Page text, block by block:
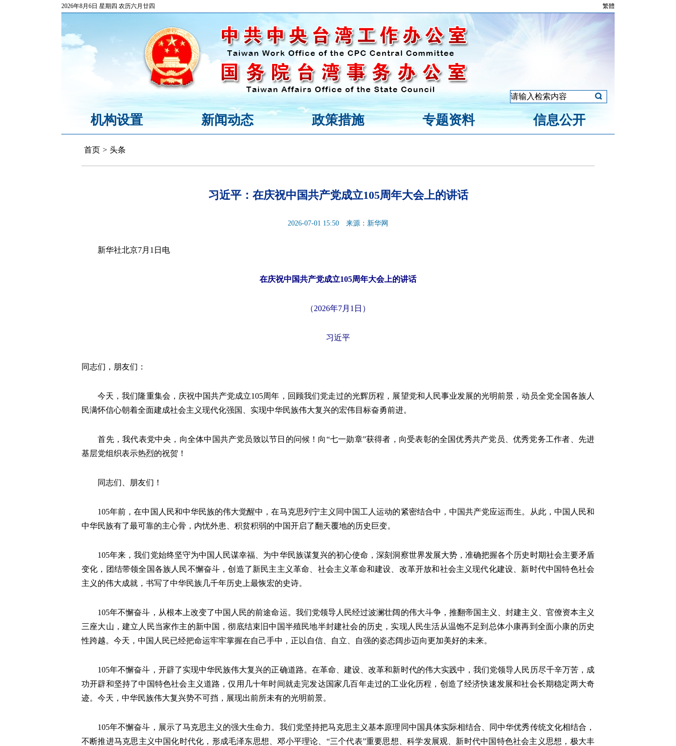
2026年8月6日 星期四 农历六月廿四 繁體
机构设置 新闻动态 政策措施 专题资料 信息公开
首页 > 头条
习近平：在庆祝中国共产党成立105周年大会上的讲话
2026-07-01 15:50 来源：新华网
新华社北京7月1日电
在庆祝中国共产党成立105周年大会上的讲话
（2026年7月1日）
习近平
同志们，朋友们：
今天，我们隆重集会，庆祝中国共产党成立105周年，回顾我们党走过的光辉历程，展望党和人民事业发展的光明前景，动员全党全国各族人
民满怀信心朝着全面建成社会主义现代化强国、实现中华民族伟大复兴的宏伟目标奋勇前进。
首先，我代表党中央，向全体中国共产党员致以节日的问候！向“七一勋章”获得者，向受表彰的全国优秀共产党员、优秀党务工作者、先进
基层党组织表示热烈的祝贺！
同志们、朋友们！
105年前，在中国人民和中华民族的伟大觉醒中，在马克思列宁主义同中国工人运动的紧密结合中，中国共产党应运而生。从此，中国人民和
中华民族有了最可靠的主心骨，内忧外患、积贫积弱的中国开启了翻天覆地的历史巨变。
105年来，我们党始终坚守为中国人民谋幸福、为中华民族谋复兴的初心使命，深刻洞察世界发展大势，准确把握各个历史时期社会主要矛盾
变化，团结带领全国各族人民不懈奋斗，创造了新民主主义革命、社会主义革命和建设、改革开放和社会主义现代化建设、新时代中国特色社会
主义的伟大成就，书写了中华民族几千年历史上最恢宏的史诗。
105年不懈奋斗，从根本上改变了中国人民的前途命运。我们党领导人民经过波澜壮阔的伟大斗争，推翻帝国主义、封建主义、官僚资本主义
三座大山，建立人民当家作主的新中国，彻底结束旧中国半殖民地半封建社会的历史，实现人民生活从温饱不足到总体小康再到全面小康的历史
性跨越。今天，中国人民已经把命运牢牢掌握在自己手中，正以自信、自立、自强的姿态阔步迈向更加美好的未来。
105年不懈奋斗，开辟了实现中华民族伟大复兴的正确道路。在革命、建设、改革和新时代的伟大实践中，我们党领导人民历尽千辛万苦，成
功开辟和坚持了中国特色社会主义道路，仅用几十年时间就走完发达国家几百年走过的工业化历程，创造了经济快速发展和社会长期稳定两大奇
迹。今天，中华民族伟大复兴势不可挡，展现出前所未有的光明前景。
105年不懈奋斗，展示了马克思主义的强大生命力。我们党坚持把马克思主义基本原理同中国具体实际相结合、同中华优秀传统文化相结合，
不断推进马克思主义中国化时代化，形成毛泽东思想、邓小平理论、“三个代表”重要思想、科学发展观、新时代中国特色社会主义思想，极大丰